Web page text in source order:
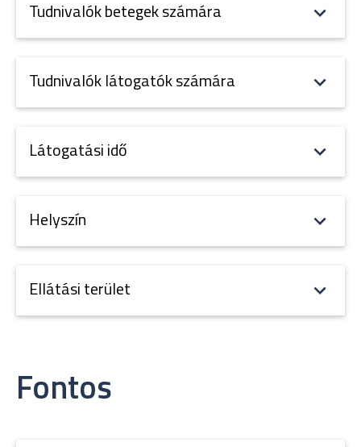
Tudnivalók betegek számára
Tudnivalók látogatók számára
Látogatási idő
Helyszín
Ellátási terület
Fontos